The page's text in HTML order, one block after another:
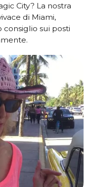
City? La nostra
di Miami,
sui posti